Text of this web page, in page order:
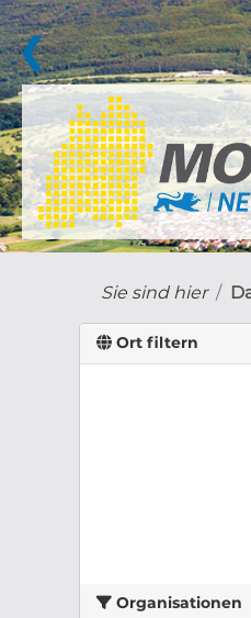
❮
Sie sind hier
Ort filtern
Organisationen